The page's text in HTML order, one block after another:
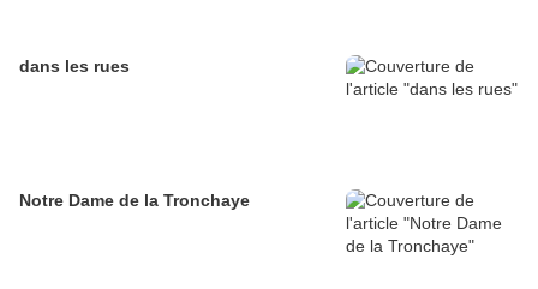
dans les rues
Notre Dame de la Tronchaye